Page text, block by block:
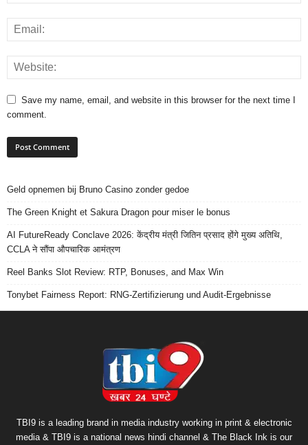
Save my name, email, and website in this browser for the next time I
comment.
Geld opnemen bij Bruno Casino zonder gedoe
The Green Knight et Sakura Dragon pour miser le bonus
AI FutureReady Conclave 2026: केंद्रीय मंत्री जितिन प्रसाद होंगे मुख्य अतिथि,
CCLA ने सौंपा औपचारिक आमंत्रण
Reel Banks Slot Review: RTP, Bonuses, and Max Win
Tonybet Fairness Report: RNG-Zertifizierung und Audit-Ergebnisse
TBI9 is a leading brand in media industry working in print & electronic
media & TBI9 is a national news hindi channel & The Black Ink is our